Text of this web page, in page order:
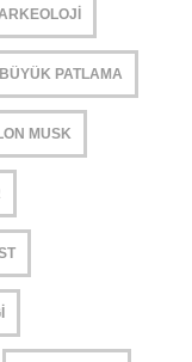
BÜYÜK PATLAMA
MUSK